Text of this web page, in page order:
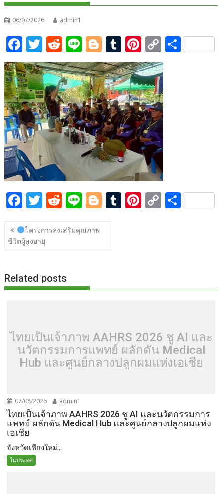
06/07/2026 admin1
F
ac
e
b
o
o
k
T
w
itt
er
R
e
d
di
t
Li
n
e
Bl
o
g
g
er
T
u
m
bl
r
Pi
nt
er
e
st
C
o
p
y
Li
n
k
S
F
ac
e
b
o
k
T
w
itt
er
R
e
d
di
Li
n
e
Bl
o
g
T Pi C
k
S
แนะแนว
เรื่อง
โครงการส่งเสริมคุณภาพ
ชีวิตผู้สูงอายุ
Related posts
ไทยเป็นเจ้าภาพ AAHRS 2026 ชู AI และ
นวัตกรรมการแพทย์ ผลักดัน Medical
Hub และศูนย์กลางปลูกผมแห่งเอเชีย
07/08/2026 admin1
ไทยเป็นเจ้าภาพ AAHRS 2026 ชู AI และนวัตกรรมการ
แพทย์ ผลักดัน Medical Hub และศูนย์กลางปลูกผมแห่ง
เอเชีย
จังหวัดเชียงใหม่...
ในประทศ